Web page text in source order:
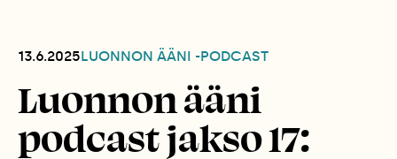
13.6.2025LUONNON ÄÄNI -PODCAST
Luonnon ääni
podcast jakso 17: